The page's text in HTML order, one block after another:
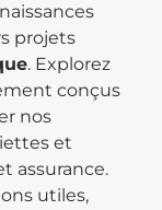
projets
. Explorez
conçus
nos
et
assurance.
utiles,